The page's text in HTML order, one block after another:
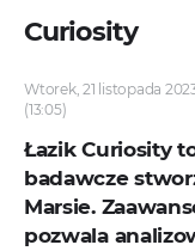
Curiosity
Wtorek, 21 listopada
(13:05)
Łazik Curiosity
badawcze
Marsie.
pozwala